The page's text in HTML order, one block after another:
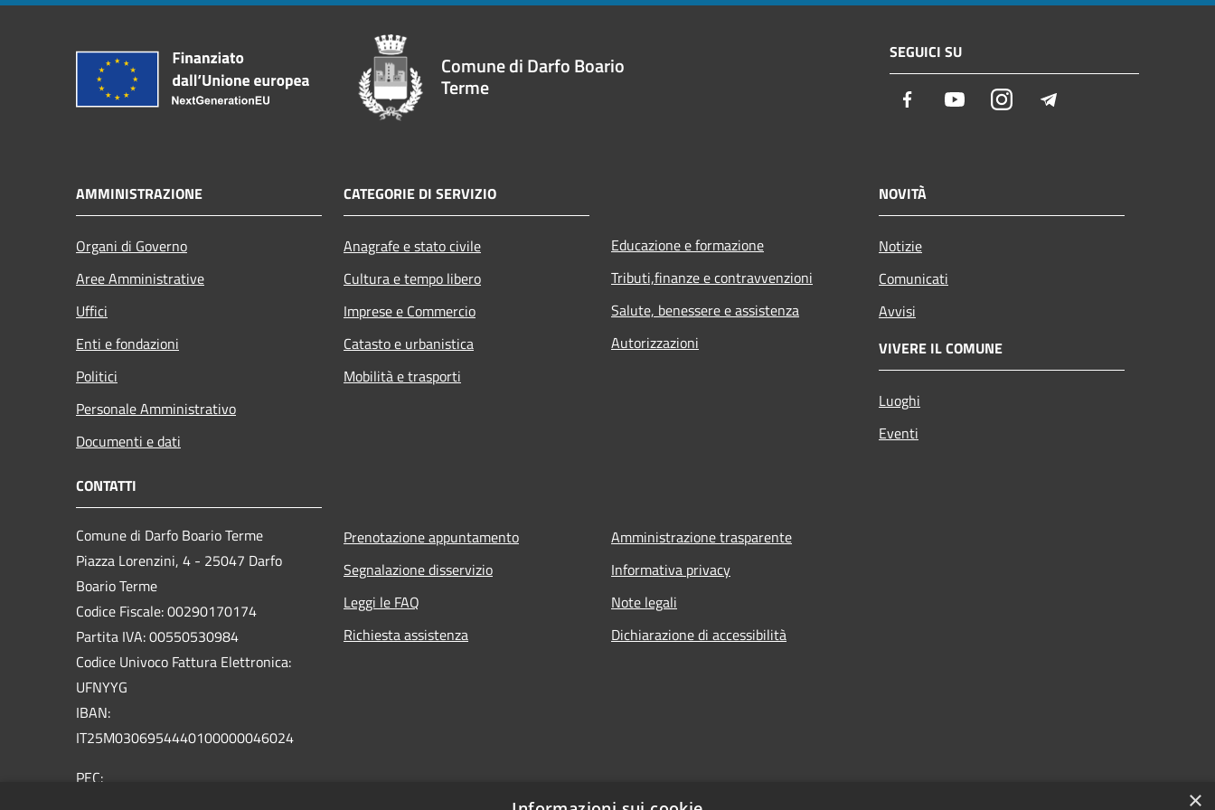
Comune di Darfo Boario
Terme
SEGUICI SU
Facebook YoutubeInstagram
AMMINISTRAZIONE
Organi di Governo
Aree Amministrative
Uffici
Enti e fondazioni
Politici
Personale Amministrativo
Documenti e dati
CATEGORIE DI SERVIZIO
Anagrafe e stato civile
Cultura e tempo libero
Imprese e Commercio
Catasto e urbanistica
Mobilità e trasporti
Educazione e formazione
Tributi,finanze e contravvenzioni
Salute, benessere e assistenza
Autorizzazioni
NOVITÀ
Notizie
Comunicati
Avvisi
VIVERE IL COMUNE
Luoghi
Eventi
CONTATTI
Comune di Darfo Boario Terme
Piazza Lorenzini, 4 - 25047 Darfo
Boario Terme
Codice Fiscale: 00290170174
Partita IVA: 00550530984
Codice Univoco Fattura Elettronica:
UFNYYG
IBAN:
IT25M0306954440100000046024
PEC:
Prenotazione appuntamento
Segnalazione disservizio
Leggi le FAQ
Richiesta assistenza
Amministrazione trasparente
Informativa privacy
Note legali
Dichiarazione di accessibilità
×